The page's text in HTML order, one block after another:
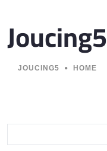
Joucing5
HOME
JOUCING5